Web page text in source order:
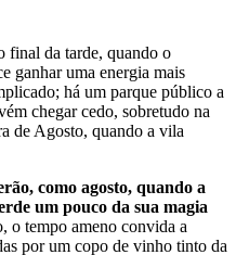
final da tarde, quando o
ganhar uma energia mais
há um parque público a
chegar cedo, sobretudo na
de Agosto, quando a vila
como agosto, quando a
um pouco da sua magia
o tempo ameno convida a
por um copo de vinho tinto da